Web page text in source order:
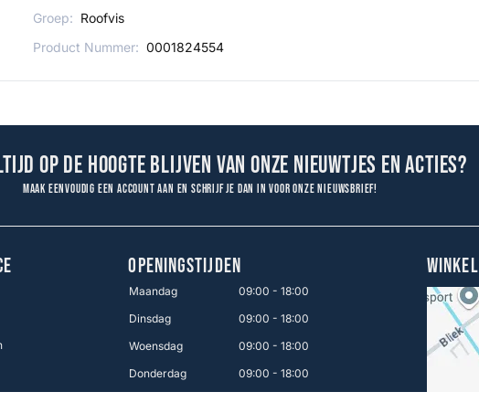
Groep: Roofvis
Product Nummer: 0001824554
op de hoogte blijven van onze nieuwtjes en acties?
Maak eenvoudig een account aan en schrijf je dan in voor onze nieuwsbrief!
OPENINGSTIJDEN
Maandag
09:00 - 18:00
Dinsdag
09:00 - 18:00
Woensdag
09:00 - 18:00
Donderdag
09:00 - 18:00
WINKEL